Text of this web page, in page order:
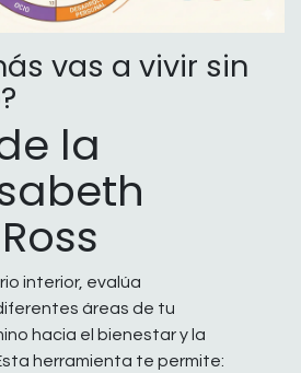
vas a vivir sin
la
interior, evalúa
áreas de tu
hacia el bienestar y la
herramienta te permite: